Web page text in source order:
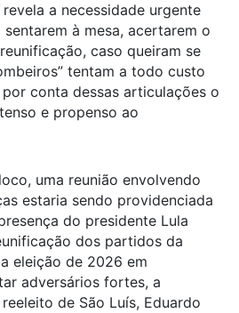
a necessidade urgente
à mesa, acertarem o
caso queiram se
tentam a todo custo
conta dessas articulações o
e propenso ao
uma reunião envolvendo
estaria sendo providenciada
do presidente Lula
dos partidos da
eleição de 2026 em
adversários fortes, a
de São Luís, Eduardo